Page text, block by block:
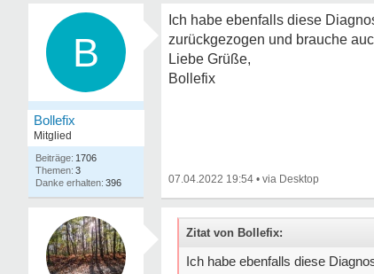
B
Bollefix
Mitglied
1706
3
396
Ich habe ebenfalls diese
zurückgezogen und brauche
Liebe Grüße,
Bollefix
07.04.2022 19:54 •
Zitat von Bollefix:
Ich habe ebenfalls diese